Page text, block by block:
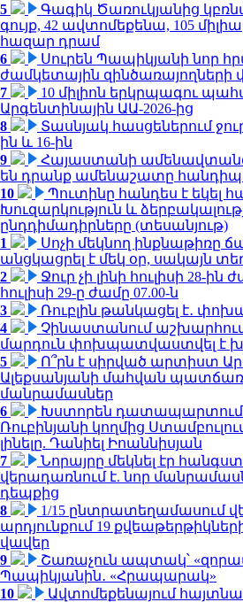
5
Գագիկ Ծառուկյանից
գույք, 42 ավտոմեքենա, 105
հազար դրամ
6
Սուրեն Պապիկյանի նոր
ժամկետային զինծառայողների
7
10 միլիոն երկրպագու
Արգենտինային ԱԱ-2026-ից
8
Տասնյակ հասցեներում ջուր
ին և 16-ին
9
Հայաստանի
են դրանք ամենաշատը
10
Պուտինը հանդես է եկել
Խուզարկություն և
ընդդիմադիրները (տեսանյութ)
1
Սոչի մեկնող ինքնաթիռը
անցկացրել է մեկ օր, սակայն
2
Ջուր չի լինի հուլիսի 28-ին
հուլիսի 29-ը ժամը 07.00-ն
3
Ռուբլին թանկացել է․
4
Չինաստանում
մարդուն փոխպատվաստվել է
5
Ո՞րն է սիրված արտիստ
Ալեքսանյանի մահվան
մանրամասներ
6
Խստորեն դատապարտում
Ռուբինյանի կողմից
լինելը. Դանիել Իոաննիսյան
7
Նորայրը մեկնել էր
վերադառնում է. նոր
դեպքից
8
1/15 ընտրատեղամասում
արդյունքում 19
վավեր
9
Շառաչուն ապտակ՝
Պապիկյանին․ «Հրապարակ»
10
Ավտոմեքենայում